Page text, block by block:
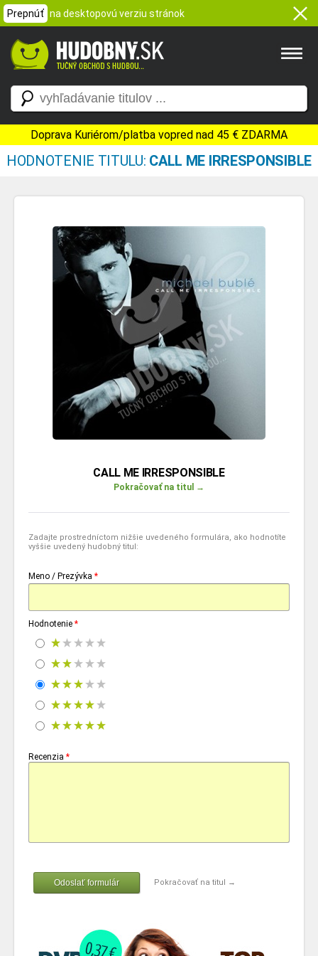
Prepnúť na desktopovú verziu stránok
Doprava Kuriérom/platba vopred nad 45 € ZDARMA
HODNOTENIE TITULU: CALL ME IRRESPONSIBLE
CALL ME IRRESPONSIBLE
Pokračovať na titul →
Zadajte prostredníctom nižšie uvedeného formulára, ako hodnotíte
vyššie uvedený hudobný titul:
Meno / Prezývka *
Hodnotenie *
Recenzia *
Odoslať formulár Pokračovať na titul →